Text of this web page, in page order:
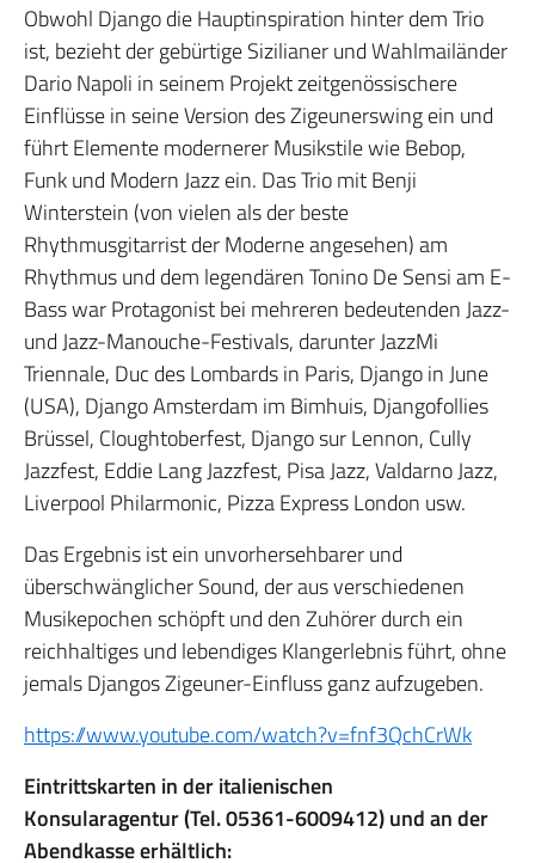
Obwohl Django die Hauptinspiration hinter dem Trio
ist, bezieht der gebürtige Sizilianer und Wahlmailänder
Dario Napoli in seinem Projekt zeitgenössischere
Einflüsse in seine Version des Zigeunerswing ein und
führt Elemente modernerer Musikstile wie Bebop,
Funk und Modern Jazz ein. Das Trio mit Benji
Winterstein (von vielen als der beste
Rhythmusgitarrist der Moderne angesehen) am
Rhythmus und dem legendären Tonino De Sensi am E-
Bass war Protagonist bei mehreren bedeutenden Jazz-
und Jazz-Manouche-Festivals, darunter JazzMi
Triennale, Duc des Lombards in Paris, Django in June
(USA), Django Amsterdam im Bimhuis, Djangofollies
Brüssel, Cloughtoberfest, Django sur Lennon, Cully
Jazzfest, Eddie Lang Jazzfest, Pisa Jazz, Valdarno Jazz,
Liverpool Philarmonic, Pizza Express London usw.
Das Ergebnis ist ein unvorhersehbarer und
überschwänglicher Sound, der aus verschiedenen
Musikepochen schöpft und den Zuhörer durch ein
reichhaltiges und lebendiges Klangerlebnis führt, ohne
jemals Djangos Zigeuner-Einfluss ganz aufzugeben.
https://www.youtube.com/watch?v=fnf3QchCrWk
Eintrittskarten in der italienischen
Konsularagentur(Tel. 05361-6009412)und an der
Abendkasse erhältlich: